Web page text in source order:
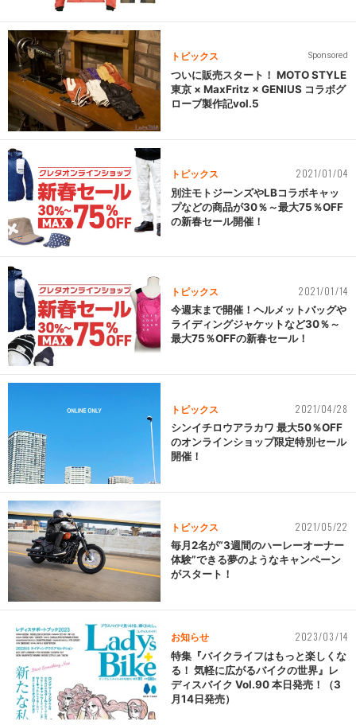
トピックス Sponsored
ついに販売スタート！ MOTO STYLE
東京 × MaxFritz × GENIUS コラボグ
ローブ製作記vol.5
トピックス 2021/01/04
別注モトジーンズやLBコラボキャッ
プなどの商品が30％～最大75％OFF
の新春セール開催！
トピックス 2021/01/14
今週末まで開催！ヘルメットバッグや
ライディングジャケットなど30％～
最大75％OFFの新春セール！
トピックス 2021/04/28
シンイチロウアラカワ 最大50％OFF
のオンラインショップ限定特別セール
開催！
トピックス 2021/05/22
毎月2名が“3週間のハーレーオーナー
体験”できる夢のようなキャンペーン
がスタート！
お知らせ 2023/03/14
特集『バイクライフはもっと楽しくな
る！ 気軽に広がるバイクの世界』レ
ディスバイク Vol.90 本日発売！（3
月14日発売）